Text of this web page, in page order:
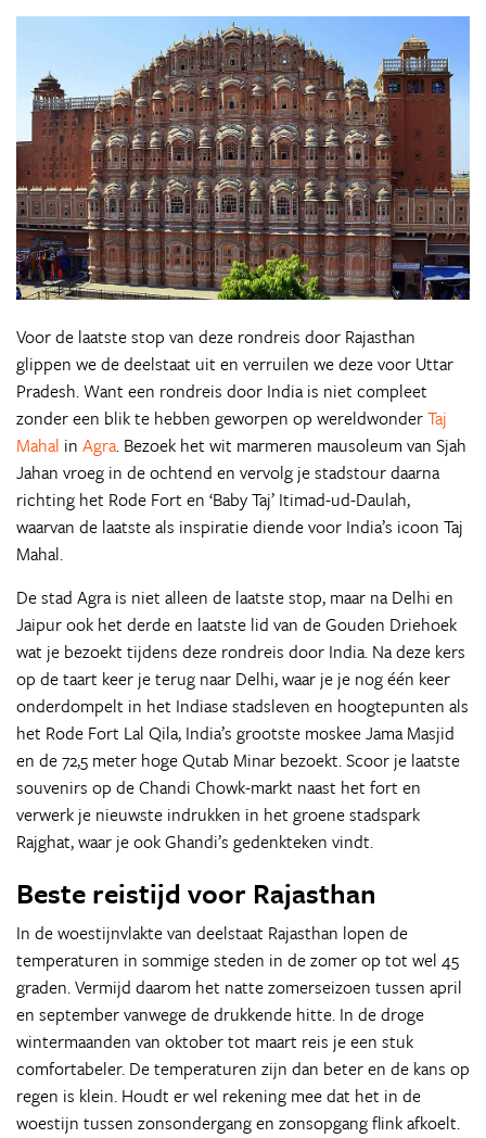
Voor de laatste stop van deze rondreis door Rajasthan
glippen we de deelstaat uit en verruilen we deze voor Uttar
Pradesh. Want een rondreis door India is niet compleet
zonder een blik te hebben geworpen op wereldwonderTaj
Mahal in Agra. Bezoek het wit marmeren mausoleum van Sjah
Jahan vroeg in de ochtend en vervolg je stadstour daarna
richting het Rode Fort en ‘Baby Taj’ Itimad-ud-Daulah,
waarvan de laatste als inspiratie diende voor India’s icoon Taj
Mahal.
De stad Agra is niet alleen de laatste stop, maar na Delhi en
Jaipur ook het derde en laatste lid van de Gouden Driehoek
wat je bezoekt tijdens deze rondreis door India. Na deze kers
op de taart keer je terug naar Delhi, waar je je nog één keer
onderdompelt in het Indiase stadsleven en hoogtepunten als
het Rode Fort Lal Qila, India’s grootste moskee Jama Masjid
en de 72,5 meter hoge Qutab Minar bezoekt. Scoor je laatste
souvenirs op de Chandi Chowk-markt naast het fort en
verwerk je nieuwste indrukken in het groene stadspark
Rajghat, waar je ook Ghandi’s gedenkteken vindt.
Beste reistijd voor Rajasthan
In de woestijnvlakte van deelstaat Rajasthan lopen de
temperaturen in sommige steden in de zomer op tot wel 45
graden. Vermijd daarom het natte zomerseizoen tussen april
en september vanwege de drukkende hitte. In de droge
wintermaanden van oktober tot maart reis je een stuk
comfortabeler. De temperaturen zijn dan beter en de kans op
regen is klein. Houdt er wel rekening mee dat het in de
woestijn tussen zonsondergang en zonsopgang flink afkoelt.